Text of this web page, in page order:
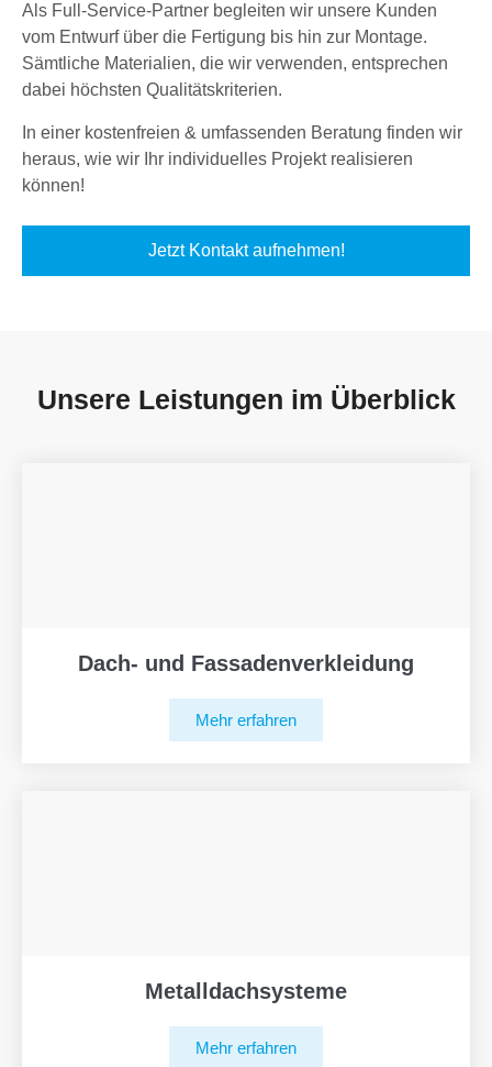
Als Full-Service-Partner begleiten wir unsere Kunden
vom Entwurf über die Fertigung bis hin zur Montage.
Sämtliche Materialien, die wir verwenden, entsprechen
dabei höchsten Qualitätskriterien.
In einer kostenfreien & umfassenden Beratung finden wir
heraus, wie wir Ihr individuelles Projekt realisieren
können!
Jetzt Kontakt aufnehmen!
Unsere Leistungen im Überblick
Dach- und Fassadenverkleidung
Mehr erfahren
Metalldachsysteme
Mehr erfahren